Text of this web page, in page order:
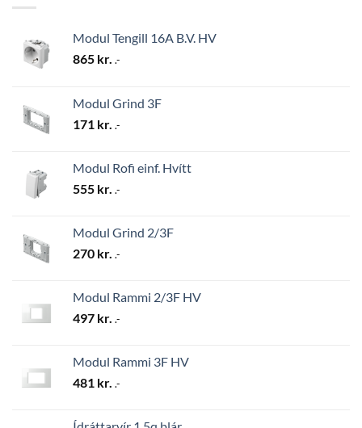
Modul Tengill 16A B.V. HV
865 kr. .-
Modul Grind 3F
171 kr. .-
Modul Rofi einf. Hvítt
555 kr. .-
Modul Grind 2/3F
270 kr. .-
Modul Rammi 2/3F HV
497 kr. .-
Modul Rammi 3F HV
481 kr. .-